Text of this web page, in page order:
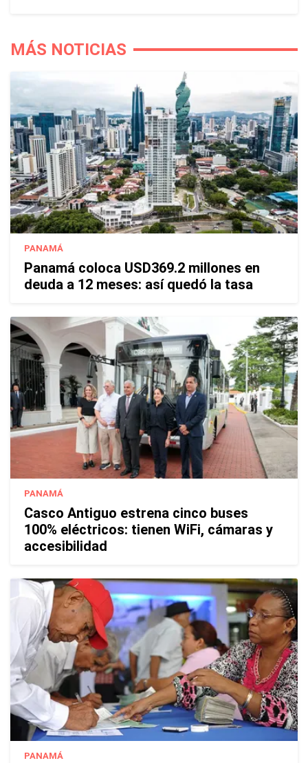
MÁS NOTICIAS
PANAMÁ
Panamá coloca USD369.2 millones en
deuda a 12 meses: así quedó la tasa
PANAMÁ
Casco Antiguo estrena cinco buses
100% eléctricos: tienen WiFi, cámaras y
accesibilidad
PANAMÁ